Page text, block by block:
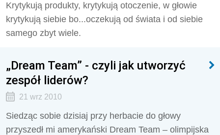
Krytykują produkty, krytykują otoczenie, w głowie
krytykują siebie bo...oczekują od świata i od siebie
samego zbyt wiele.
„Dream Team” - czyli jak utworzyć
zespół liderów?
21 wrz 2010
Siedząc sobie dzisiaj przy herbacie do głowy
przyszedł mi amerykański Dream Team – olimpijska